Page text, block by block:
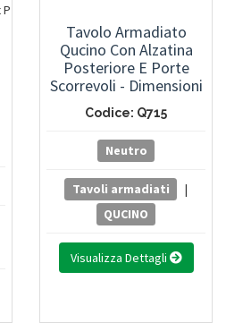
Tavolo Armadiato
Qucino Con Alzatina
Posteriore E Porte
Scorrevoli - Dimensioni
L 100 X P 70 X H 85 Cm
Codice: Q715
Neutro
Tavoli armadiati
|
QUCINO
Visualizza Dettagli